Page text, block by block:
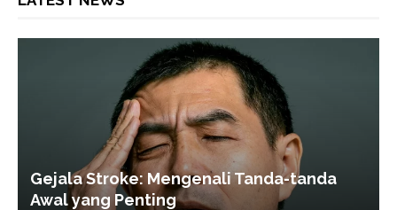
Gejala Stroke: Mengenali Tanda-tanda
Awal yang Penting